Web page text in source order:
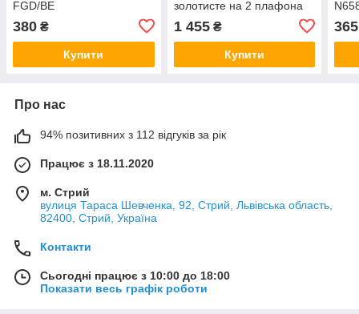
FGD/BE
380 ₴
Купити
золотисте на 2 плафона
1 455₴
Купити
365
Про нас
94% позитивних з 112 відгуків за рік
Працює з 18.11.2020
м. Стрий
вулиця Тараса Шевченка, 92, Стрий, Львівська область,
82400, Стрий, Україна
Контакти
Сьогодні працює з 10:00 до 18:00
Показати весь графік роботи